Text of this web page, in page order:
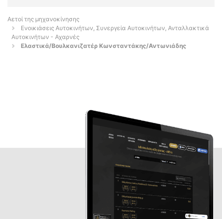
Αετοί της μηχανοκίνησης
Ενοικιάσεις Αυτοκινήτων, Συνεργεία Αυτοκινήτων, Ανταλλακτικά
Αυτοκινήτων - Αχαρνές
Ελαστικά/Βουλκανιζατέρ Κωνσταντάκης/Αντωνιάδης